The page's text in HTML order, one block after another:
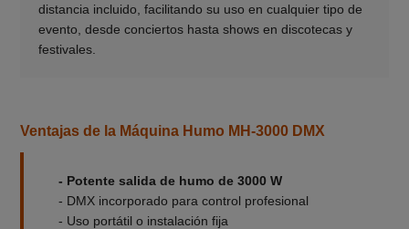
distancia incluido, facilitando su uso en cualquier tipo de
evento, desde conciertos hasta shows en discotecas y
festivales.
Ventajas de la Máquina Humo MH-3000 DMX
- Potente salida de humo de 3000 W
- DMX incorporado para control profesional
- Uso portátil o instalación fija